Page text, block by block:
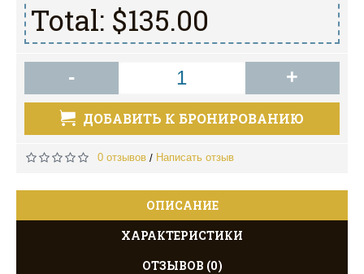
Total: $135.00
- +
ДОБАВИТЬ К БРОНИРОВАНИЮ
0 отзывов / Написать отзыв
ОПИСАНИЕ
ХАРАКТЕРИСТИКИ
ОТЗЫВОВ (0)